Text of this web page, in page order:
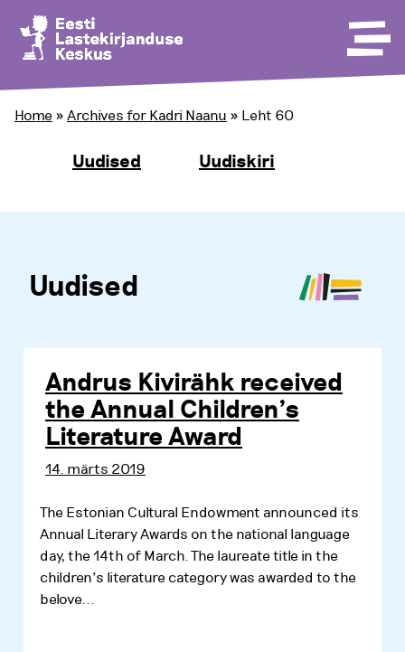
Home » Archives for Kadri Naanu » Leht 60
Uudised Uudiskiri
Uudised
Andrus Kivirähk received
the Annual Children’s
Literature Award
14. märts 2019
The Estonian Cultural Endowment announced its
Annual Literary Awards on the national language
day, the 14th of March. The laureate title in the
children’s literature category was awarded to the
belove...